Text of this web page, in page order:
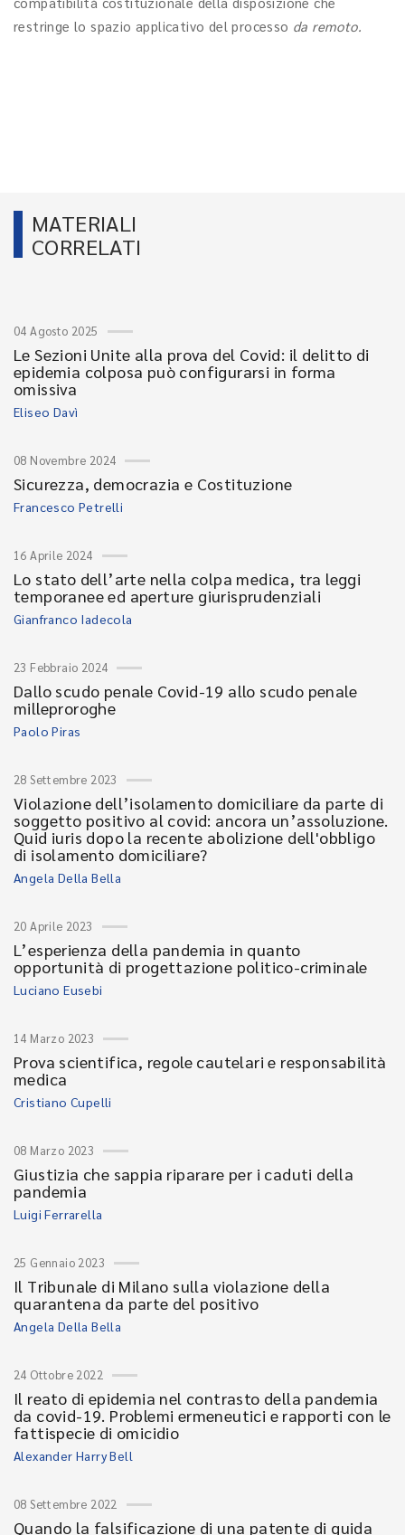
restringe lo spazio applicativo del processo da remoto.
MATERIALI
CORRELATI
04 Agosto 2025
Le Sezioni Unite alla prova del Covid: il delitto di
epidemia colposa può configurarsi in forma
omissiva
Eliseo Davì
08 Novembre 2024
Sicurezza, democrazia e Costituzione
Francesco Petrelli
16 Aprile 2024
Lo stato dell’arte nella colpa medica, tra leggi
temporanee ed aperture giurisprudenziali
Gianfranco Iadecola
23 Febbraio 2024
Dallo scudo penale Covid-19 allo scudo penale
milleproroghe
Paolo Piras
28 Settembre 2023
Violazione dell’isolamento domiciliare da parte di
soggetto positivo al covid: ancora un’assoluzione.
Quid iuris dopo la recente abolizione dell'obbligo
di isolamento domiciliare?
Angela Della Bella
20 Aprile 2023
L’esperienza della pandemia in quanto
opportunità di progettazione politico-criminale
Luciano Eusebi
14 Marzo 2023
Prova scientifica, regole cautelari e responsabilità
medica
Cristiano Cupelli
08 Marzo 2023
Giustizia che sappia riparare per i caduti della
pandemia
Luigi Ferrarella
25 Gennaio 2023
Il Tribunale di Milano sulla violazione della
quarantena da parte del positivo
Angela Della Bella
24 Ottobre 2022
Il reato di epidemia nel contrasto della pandemia
da covid-19. Problemi ermeneutici e rapporti con le
fattispecie di omicidio
Alexander Harry Bell
08 Settembre 2022
Quando la falsificazione di una patente di guida